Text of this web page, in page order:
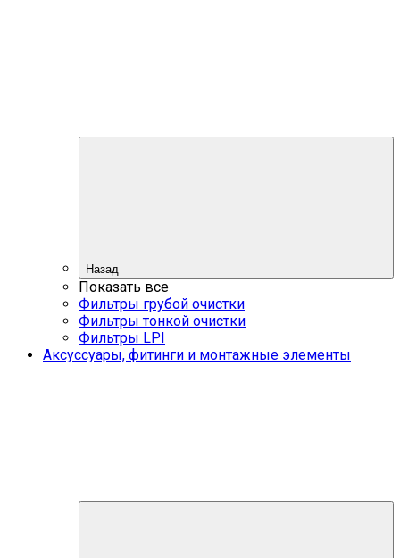
Назад
Показать все
Фильтры грубой очистки
Фильтры тонкой очистки
Фильтры LPI
Аксуссуары, фитинги и монтажные элементы